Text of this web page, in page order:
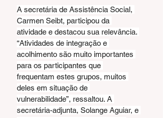
A secretária de Assistência Social,
Carmen Seibt, participou da
atividade e destacou sua relevância.
“Atividades de integração e
acolhimento são muito importantes
para os participantes que
frequentam estes grupos, muitos
deles em situação de
vulnerabilidade”, ressaltou. A
secretária-adjunta, Solange Aguiar, e